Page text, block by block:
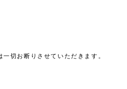
切お断りさせていただきます。